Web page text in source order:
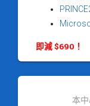
即減 $690！
本